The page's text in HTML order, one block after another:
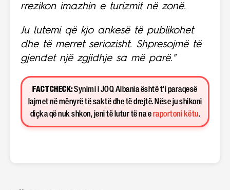
rrezikon imazhin e turizmit në zonë.
Ju lutemi që kjo ankesë të publikohet
dhe të merret seriozisht. Shpresojmë të
gjendet një zgjidhje sa më parë."
FACT CHECK:Synimi i JOQ Albania është t’i paraqesë
lajmet në mënyrë të saktë dhe të drejtë. Nëse ju shikoni
diçka që nuk shkon, jeni të lutur të na e raportoni këtu.